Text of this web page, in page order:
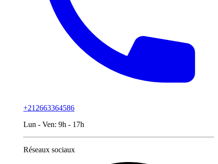
+212663364586
Lun - Ven: 9h - 17h
Réseaux sociaux